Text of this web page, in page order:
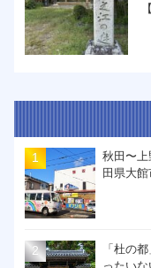
秋田〜
田県大館
「杜の